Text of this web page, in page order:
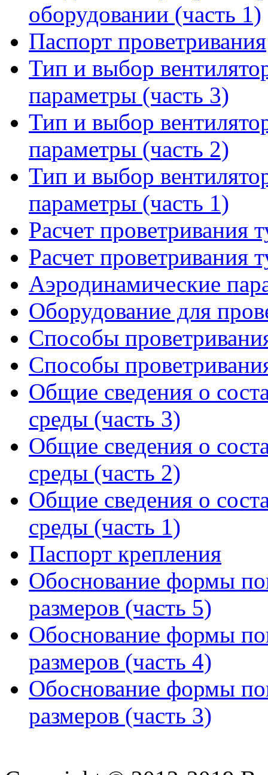
оборудовании (часть 1)
Паспорт проветривания
Тип и выбор
параметры (часть 3)
Тип и выбор
параметры (часть 2)
Тип и выбор
параметры (часть 1)
Расчет проветривания
Расчет проветривания
Аэродинамические
Оборудование для
Способы
Способы
Общие сведения о
среды (часть 3)
Общие сведения о
среды (часть 2)
Общие сведения о
среды (часть 1)
Паспорт крепления
Обоснование формы
размеров (часть 5)
Обоснование формы
размеров (часть 4)
Обоснование формы
размеров (часть 3)